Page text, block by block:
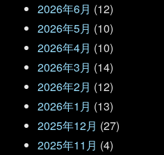
2026年6月 (12)
2026年5月 (10)
2026年4月 (10)
2026年3月 (14)
2026年2月 (12)
2026年1月 (13)
2025年12月 (27)
2025年11月 (4)